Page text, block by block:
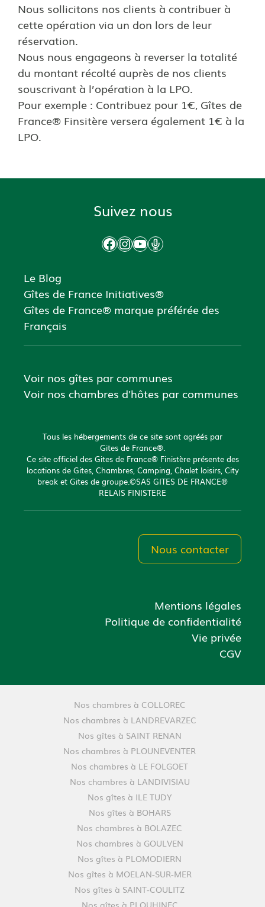
Nous sollicitons nos clients à contribuer à
cette opération via un don lors de leur
réservation.
Nous nous engageons à reverser la totalité
du montant récolté auprès de nos clients
souscrivant à l’opération à la LPO.
Pour exemple : Contribuez pour 1€, Gîtes de
France® Finsitère versera également 1€ à la
LPO.
Suivez nous
Facebook
Instagram
YouTube
Podcast
Le Blog
Gîtes de France Initiatives®
Gîtes de France® marque préférée des
Français
Voir nos gîtes par communes
Voir nos chambres d'hôtes par communes
Tous les hébergements de ce site sont agréés par
Gites de France®.
Ce site officiel des Gites de France® Finistère présente des
locations de Gites, Chambres, Camping, Chalet loisirs, City
break et Gites de groupe.©SAS GITES DE FRANCE®
RELAIS FINISTERE
Nous contacter
Mentions légales
Politique de confidentialité
Vie privée
CGV
Nos chambres à COLLOREC
Nos chambres à LANDREVARZEC
Nos gîtes à SAINT RENAN
Nos chambres à PLOUNEVENTER
Nos chambres à LE FOLGOET
Nos chambres à LANDIVISIAU
Nos gîtes à ILE TUDY
Nos gîtes à BOHARS
Nos chambres à BOLAZEC
Nos chambres à GOULVEN
Nos gîtes à PLOMODIERN
Nos gîtes à MOELAN-SUR-MER
Nos gîtes à SAINT-COULITZ
Nos gîtes à PLOUHINEC